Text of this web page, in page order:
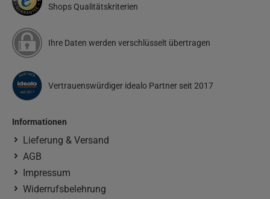
Shops Qualitätskriterien
Ihre Daten werden verschlüsselt übertragen
Vertrauenswürdiger idealo Partner seit 2017
Informationen
Lieferung & Versand
AGB
Impressum
Widerrufsbelehrung